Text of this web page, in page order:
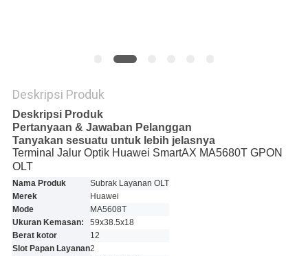
Deskripsi Produk
Deskripsi Produk
Pertanyaan & Jawaban Pelanggan
Tanyakan sesuatu untuk lebih jelasnya
Terminal Jalur Optik Huawei SmartAX MA5680T GPON
OLT
Nama Produk
Subrak Layanan OLT
Merek
Huawei
Mode
MA5608T
Ukuran Kemasan:
59x38.5x18
Berat kotor
12
Slot Papan Layanan2